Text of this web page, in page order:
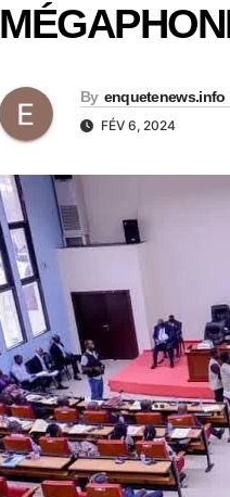
By enquetenews.info
FÉV 6, 2024